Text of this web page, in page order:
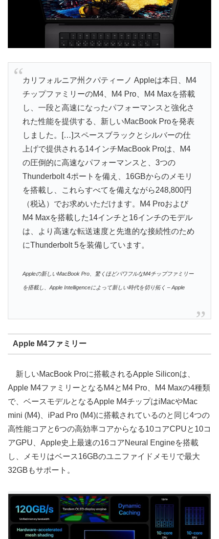
カリフォルニア州クパティーノ Appleは本日、M4
チップファミリーのM4、M4 Pro、M4 Maxを搭載
し、一段と高速になったパフォーマンスと強化さ
れた性能を提供する、新しいMacBook Proを発表
しました。[…]スペースブラックとシルバーの仕
上げで提供される14インチMacBook Proは、M4
の圧倒的に高速なパフォーマンスと、3つの
Thunderbolt 4ポートを備え、16GBからのメモリ
を搭載し、これらすべてを備えながら248,800円
（税込）でお求めいただけます。M4 Proおよび
M4 Maxを搭載した14インチと16インチのモデル
は、より高速な転送速度と先進的な接続性のため
にThunderbolt 5を装備しています。
Appleの新しいMacBook Pro、驚くほどパワフルなM4チップファミリー
を搭載し、Apple Intelligenceによって新しい時代を切り拓く – Apple
Apple M4ファミリー
新しいMacBook Proに搭載されるApple Siliconは、
Apple M4ファミリーとなるM4とM4 Pro、M4 Maxの4種類
で、ベースモデルとなるApple M4チップはiMacやMac
mini (M4)、iPad Pro (M4)に搭載されているのと同じ4つの
高性能コアと6つの高効率コアからなる10コアCPUと10コ
アGPU、Apple史上最速の16コアNeural Engineを搭載
し、メモリはベース16GBのユニファイドメモリで最大
32GBもサポート。